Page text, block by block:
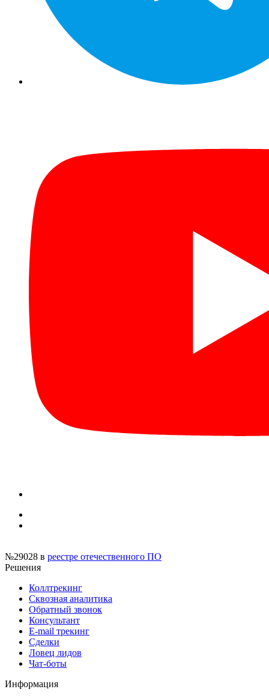
№29028 в реестре отечественного ПО
Решения
Коллтрекинг
Сквозная аналитика
Обратный звонок
Консультант
E-mail трекинг
Сделки
Ловец лидов
Чат-боты
Информация